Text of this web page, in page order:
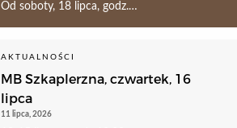
Od soboty, 18 lipca, godz.…
AKTUALNOŚCI
MB Szkaplerzna, czwartek, 16
lipca
11 lipca, 2026